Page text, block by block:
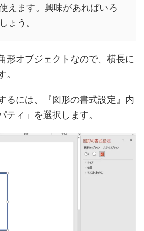
えます。興味があればいろ
ょう。
形オブジェクトなので、横長に
。
るには、『図形の書式設定』内
ティ」を選択します。